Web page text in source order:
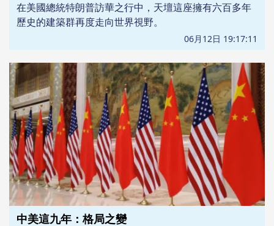
在美國總統特朗普訪華之行中，天壇這座擁有六百多年
歷史的建築群再度走向世界視野。
06月12日 19:17:11
中美這九年：格局之變